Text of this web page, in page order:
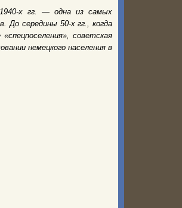
х гг. — одна из самых
До середины 50-х гг., когда
совет­ская
немецкого населения в